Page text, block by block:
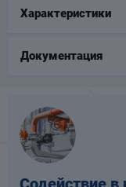
Характеристики
Документация